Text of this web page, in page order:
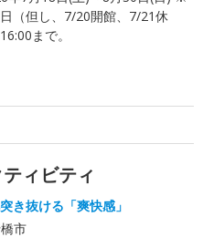
（但し、7/20開館、7/21休
まで。
ィビティ
き抜ける「爽快感」
市